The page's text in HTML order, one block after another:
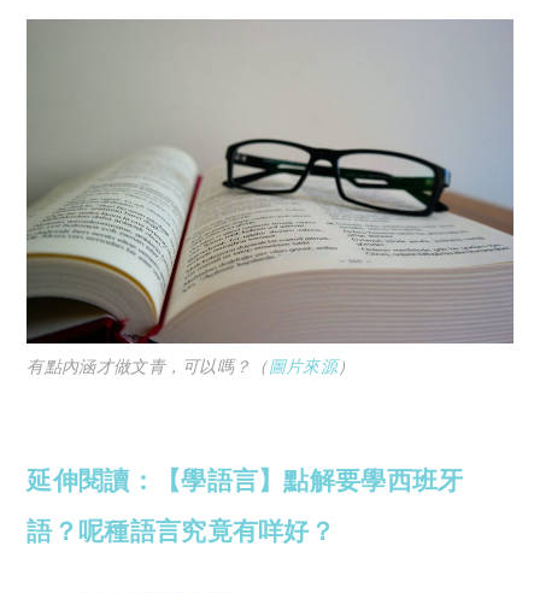
有點內涵才做文青，可以嗎？（圖片來源）
延伸閱讀：
【學語言】點解要學西班牙
語？呢種語言究竟有咩好？